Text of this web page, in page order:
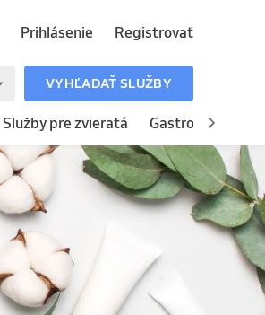
Prihlásenie Registrovať
VYHĽADAŤ SLUŽBY
Služby pre zvieratá Gastronómia